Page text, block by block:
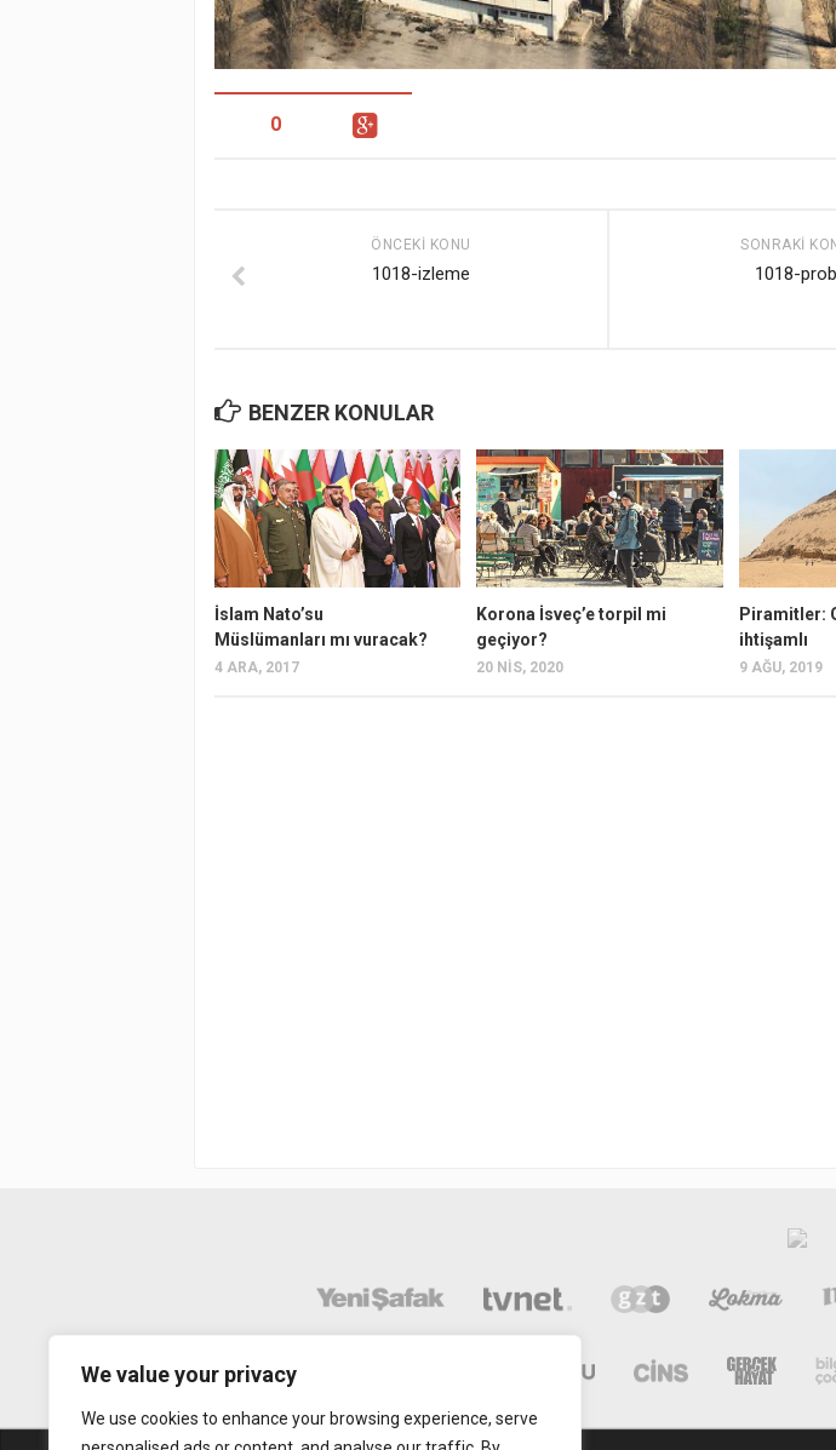
We value your privacy
We use cookies to enhance your browsing experience, serve
0
SONRAKI
1018-prob
ÖNCEKI KONU
1018-izleme
BENZER KONULAR
İslam Nato’su
Müslümanları mı vuracak?
4 ARA, 2017
Korona İsveç’e torpil mi
geçiyor?
20 NIS, 2020
Piramitler:
ihtişamlı
9 AĞU, 2019